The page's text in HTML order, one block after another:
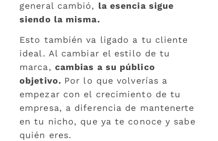
general cambió, la esencia sigue
siendo la misma.
Esto también va ligado a tu cliente
ideal. Al cambiar el estilo de tu
marca, cambias a su público
objetivo. Por lo que volverías a
empezar con el crecimiento de tu
empresa, a diferencia de mantenerte
en tu nicho, que ya te conoce y sabe
quién eres.